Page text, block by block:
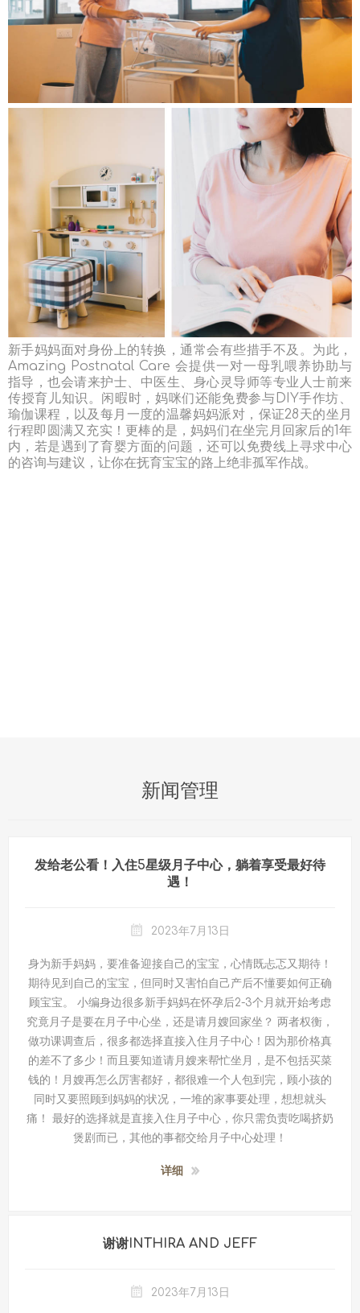
新手妈妈面对身份上的转换，通常会有些措手不及。为此，
Amazing Postnatal Care 会提供一对一母乳喂养协助与
指导，也会请来护士、中医生、身心灵导师等专业人士前来
传授育儿知识。闲暇时，妈咪们还能免费参与DIY手作坊、
瑜伽课程，以及每月一度的温馨妈妈派对，保证28天的坐月
行程即圆满又充实！更棒的是，妈妈们在坐完月回家后的1年
内，若是遇到了育婴方面的问题，还可以免费线上寻求中心
的咨询与建议，让你在抚育宝宝的路上绝非孤军作战。
新闻管理
发给老公看！入住5星级月子中心，躺着享受最好待
遇！
2023年7月13日
身为新手妈妈，要准备迎接自己的宝宝，心情既忐忑又期待！
期待见到自己的宝宝，但同时又害怕自己产后不懂要如何正确
顾宝宝。 小编身边很多新手妈妈在怀孕后2-3个月就开始考虑
究竟月子是要在月子中心坐，还是请月嫂回家坐？ 两者权衡，
做功课调查后，很多都选择直接入住月子中心！因为那价格真
的差不了多少！而且要知道请月嫂来帮忙坐月，是不包括买菜
钱的！月嫂再怎么厉害都好，都很难一个人包到完，顾小孩的
同时又要照顾到妈妈的状况，一堆的家事要处理，想想就头
痛！ 最好的选择就是直接入住月子中心，你只需负责吃喝挤奶
煲剧而已，其他的事都交给月子中心处理！
详细
谢谢INTHIRA AND JEFF
2023年7月13日